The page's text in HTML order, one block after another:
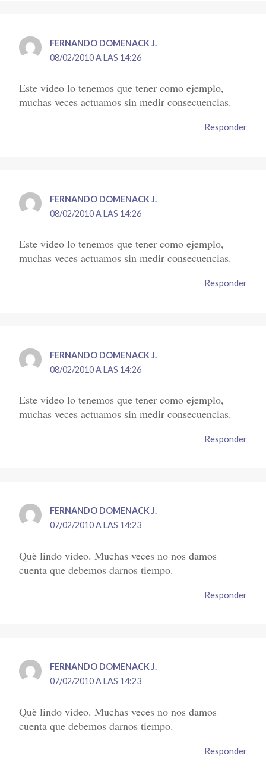
FERNANDO DOMENACK J.
08/02/2010 A LAS 14:26
Este video lo tenemos que tener como ejemplo,
muchas veces actuamos sin medir consecuencias.
Responder
FERNANDO DOMENACK J.
08/02/2010 A LAS 14:26
Este video lo tenemos que tener como ejemplo,
muchas veces actuamos sin medir consecuencias.
Responder
FERNANDO DOMENACK J.
08/02/2010 A LAS 14:26
Este video lo tenemos que tener como ejemplo,
muchas veces actuamos sin medir consecuencias.
Responder
FERNANDO DOMENACK J.
07/02/2010 A LAS 14:23
Què lindo video. Muchas veces no nos damos
cuenta que debemos darnos tiempo.
Responder
FERNANDO DOMENACK J.
07/02/2010 A LAS 14:23
Què lindo video. Muchas veces no nos damos
cuenta que debemos darnos tiempo.
Responder